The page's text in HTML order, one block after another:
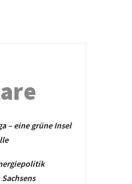
– eine grüne Insel